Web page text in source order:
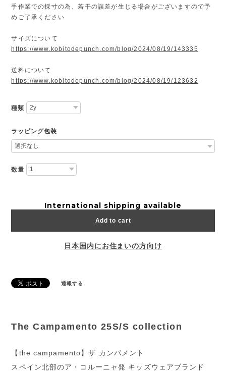
手作業での採寸の為、若干の誤差が生じる場合がございますので予
めご了承ください
サイズについて
https://www.kobitodepunch.com/blog/2024/08/19/143335
送料について
https://www.kobitodepunch.com/blog/2024/08/19/123632
種類
ラッピング包装
数量
International shipping available
Add to cart
日本国内にお住まいの方向け
通報する
The Campamento 25S/S collection
【the campamento】ザ カンパメント
スペイン北部のア・コルーニャ発 キッズウェアブランド